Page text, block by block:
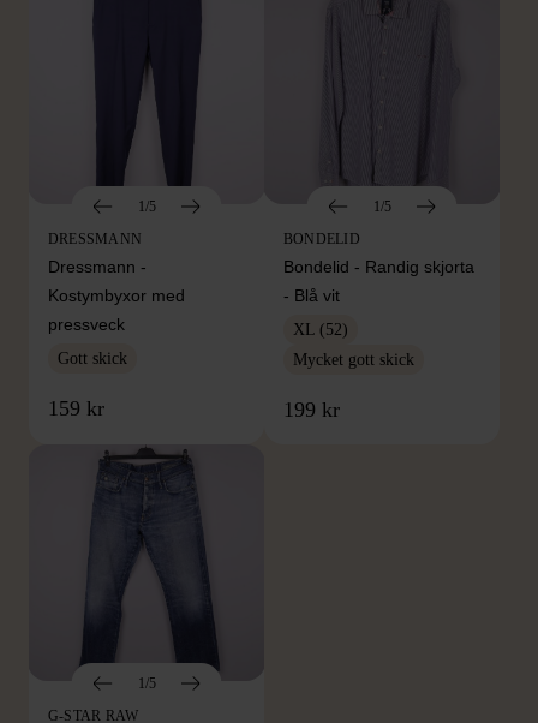
1/5
DRESSMANN
Dressmann -
Kostymbyxor med
pressveck
Gott skick
159 kr
1/5
BONDELID
Bondelid - Randig skjorta
- Blå vit
XL (52)
Mycket gott skick
199 kr
1/5
G-STAR RAW